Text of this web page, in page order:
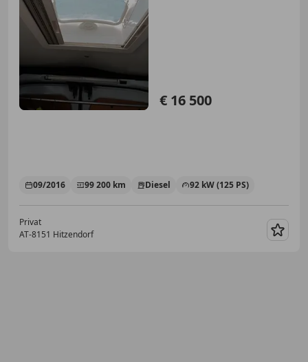
€ 16 500
09/2016 99 200 km Diesel 92 kW (125 PS)
Privat
AT-8151 Hitzendorf